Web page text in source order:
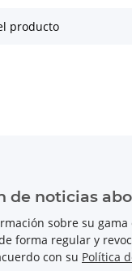
producto
de noticias
sobre su
forma regular y
con su Política